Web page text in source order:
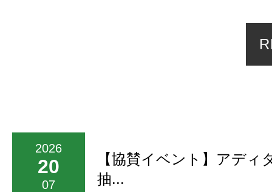
2026
20
07
【協賛イベント】アディ
抽...